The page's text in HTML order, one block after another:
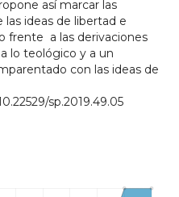
así marcar las
ideas de libertad e
frente a las derivaciones
lo teológico y a un
con las ideas de
sp.2019.49.05